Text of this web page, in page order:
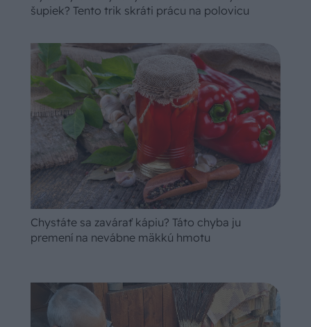
šupiek? Tento trik skráti prácu na polovicu
Chystáte sa zavárať kápiu? Táto chyba ju
premení na nevábne mäkkú hmotu